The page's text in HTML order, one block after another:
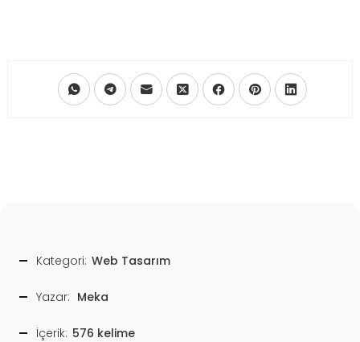
Kategori: Web Tasarım
Yazar: Meka
İçerik: 576 kelime